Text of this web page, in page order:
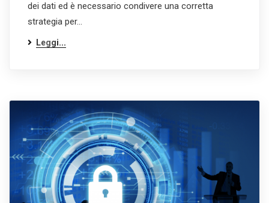
dei dati ed è necessario condivere una corretta
strategia per…
Leggi...